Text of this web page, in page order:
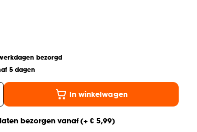
bezorgd
5 dagen
In winkelwagen
bezorgen vanaf (+ € 5,99)